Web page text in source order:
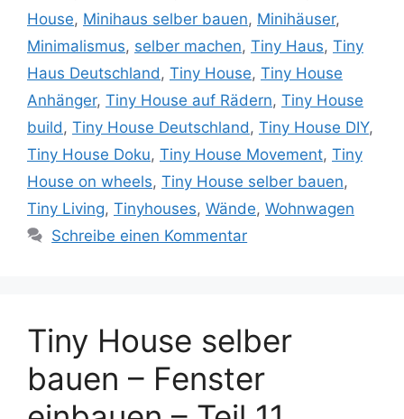
House, Minihaus selber bauen, Minihäuser,
Minimalismus, selber machen, Tiny Haus, Tiny
Haus Deutschland, Tiny House, Tiny House
Anhänger, Tiny House auf Rädern, Tiny House
build, Tiny House Deutschland, Tiny House DIY,
Tiny House Doku, Tiny House Movement, Tiny
House on wheels, Tiny House selber bauen,
Tiny Living, Tinyhouses, Wände, Wohnwagen
Schreibe einen Kommentar
Tiny House selber
bauen – Fenster